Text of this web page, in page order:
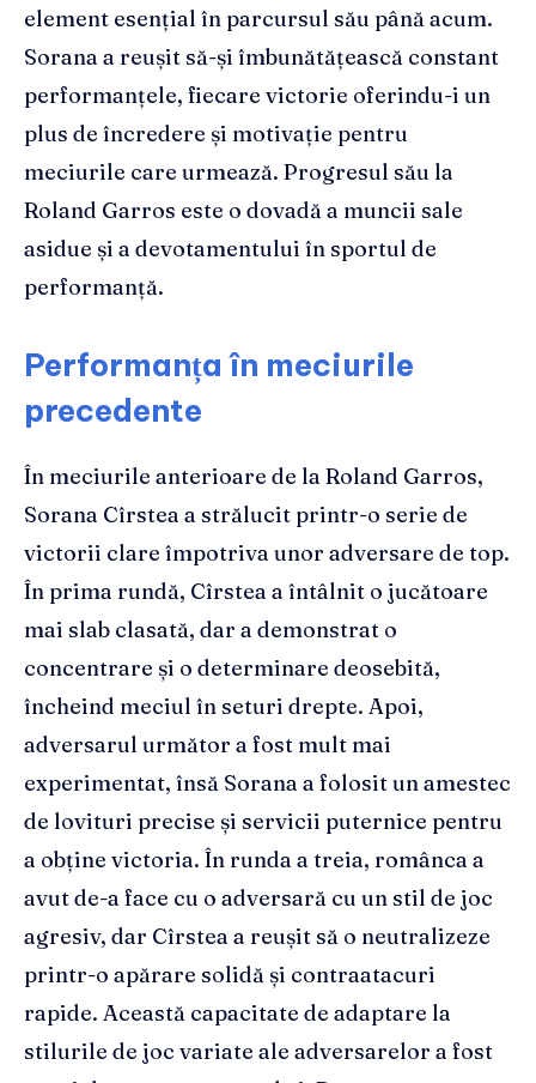
element esențial în parcursul său până acum.
Sorana a reușit să-și îmbunătățească constant
performanțele, fiecare victorie oferindu-i un
plus de încredere și motivație pentru
meciurile care urmează. Progresul său la
Roland Garros este o dovadă a muncii sale
asidue și a devotamentului în sportul de
performanță.
Performanța în meciurile
precedente
În meciurile anterioare de la Roland Garros,
Sorana Cîrstea a strălucit printr-o serie de
victorii clare împotriva unor adversare de top.
În prima rundă, Cîrstea a întâlnit o jucătoare
mai slab clasată, dar a demonstrat o
concentrare și o determinare deosebită,
încheind meciul în seturi drepte. Apoi,
adversarul următor a fost mult mai
experimentat, însă Sorana a folosit un amestec
de lovituri precise și servicii puternice pentru
a obține victoria. În runda a treia, românca a
avut de-a face cu o adversară cu un stil de joc
agresiv, dar Cîrstea a reușit să o neutralizeze
printr-o apărare solidă și contraatacuri
rapide. Această capacitate de adaptare la
stilurile de joc variate ale adversarelor a fost